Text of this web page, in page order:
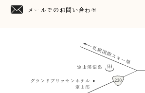
メールでのお問い合わせ